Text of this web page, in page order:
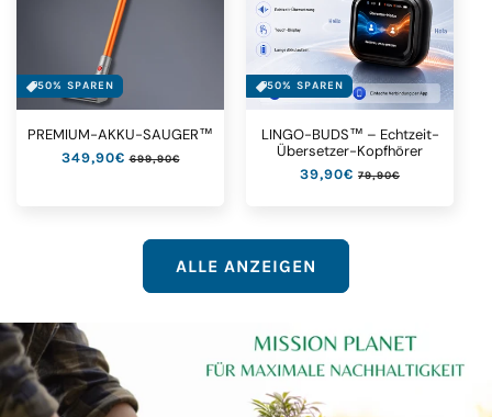
50% SPAREN
PREMIUM-AKKU-SAUGER™
Normaler
349,90€ Verkaufspreis
699,90€
50% SPAREN
LINGO-BUDS™ – Echtzeit-
Übersetzer-Kopfhörer
Normaler
39,90€ Verkaufspreis
79,90€
ALLE ANZEIGEN